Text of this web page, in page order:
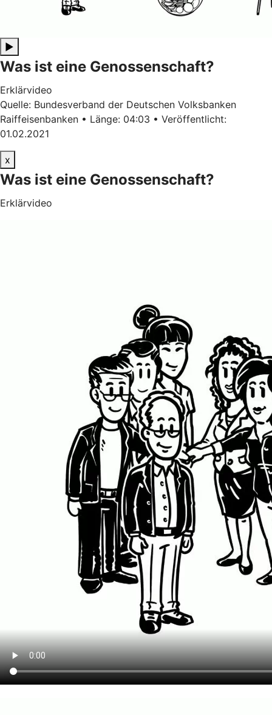
▶
Was ist eine Genossenschaft?
Erklärvideo
Quelle: Bundesverband der Deutschen Volksbanken
Raiffeisenbanken • Länge: 04:03 • Veröffentlicht:
01.02.2021
x
Was ist eine Genossenschaft?
Erklärvideo